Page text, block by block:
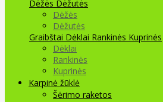
Dėžės Dėžutės
Dėžės
Dėžutės
Graibštai Dėklai Rankinės Kuprinės
Dėklai
Rankinės
Kuprinės
Karpinė žūklė
Šėrimo raketos